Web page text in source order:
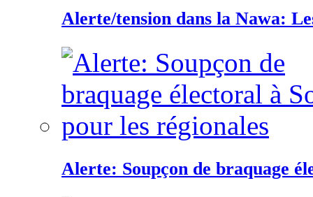
Alerte/tension dans la Nawa:
Alerte: Soupçon de braquage